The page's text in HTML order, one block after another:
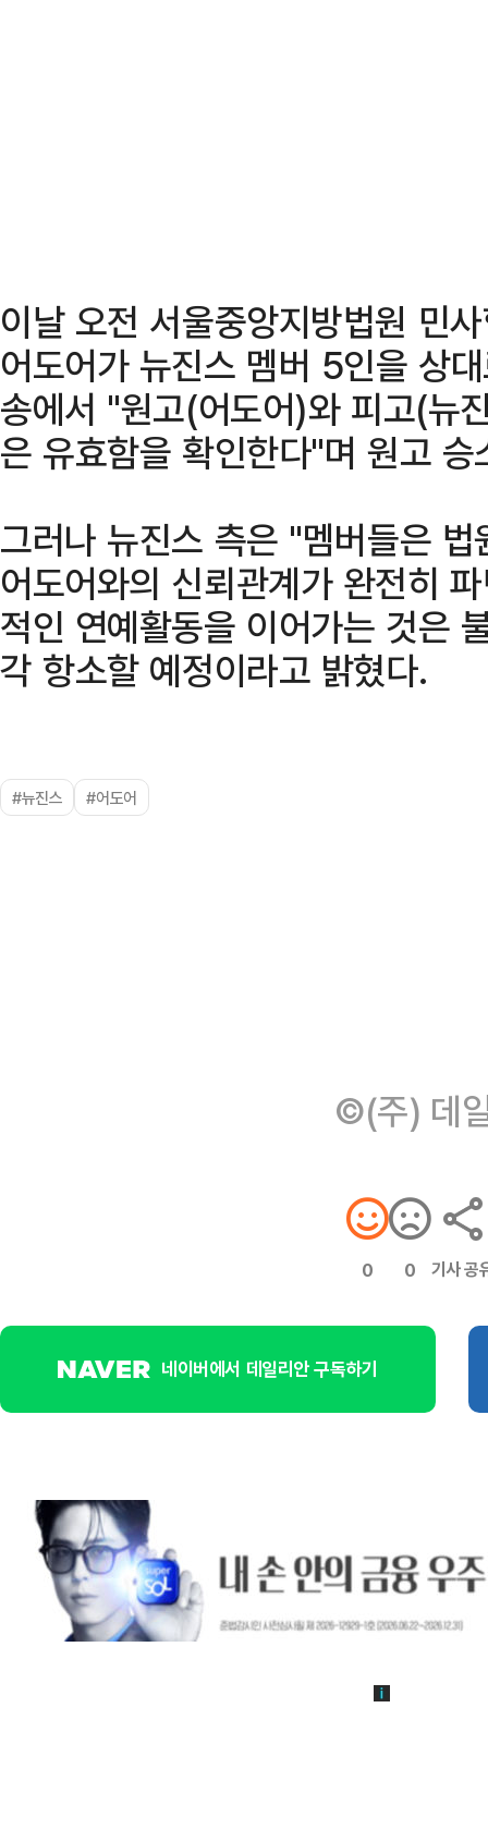
이날 오전 서울중앙지방법원 민
어도어가 뉴진스 멤버 5인을 상
송에서 "원고(어도어)와 피고(뉴
은 유효함을 확인한다"며 원고
그러나 뉴진스 측은 "멤버들은
어도어와의 신뢰관계가 완전히
적인 연예활동을 이어가는 것은
각 항소할 예정이라고 밝혔다.
#뉴진스 #어도어
©(주) 데
0 0 기사 공
네이버에서 데일리안 구독하기